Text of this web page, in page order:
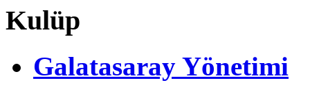
Kulüp
Galatasaray Yönetimi